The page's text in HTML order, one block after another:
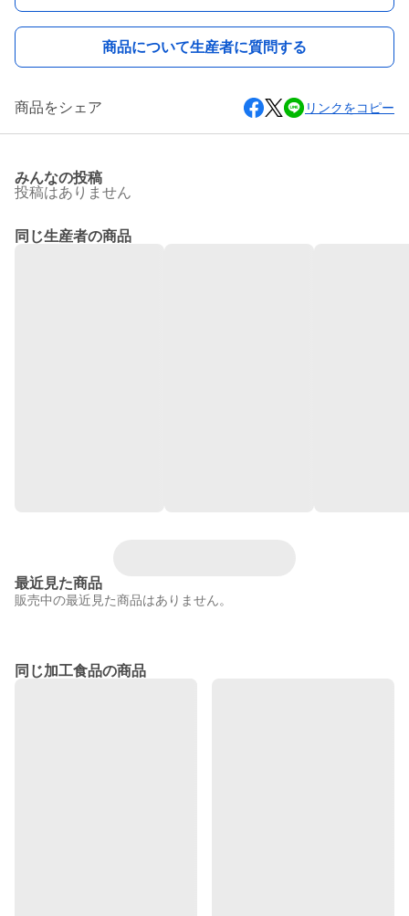
商品について生産者に質問する
商品をシェア リンクをコピー
みんなの投稿
投稿はありません
同じ生産者の商品
最近見た商品
販売中の最近見た商品はありません。
同じ加工食品の商品